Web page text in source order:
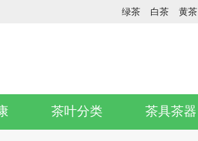
绿茶 白茶 黄茶
茶叶分类 茶具茶器